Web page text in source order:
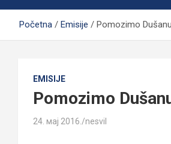
Početna Emisije Pomozimo
EMISIJE
Pomozimo
24. мај 2016. nesvil